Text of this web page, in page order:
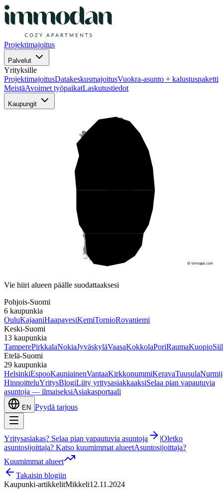
Projektimajoitus
Palvelut
Yrityksille
ProjektimajoitusDatakeskusmajoitusVuokra-asunto + kalustuspaketti
MeistäAvoimet työpaikatLaskutustiedot
Kaupungit
Vie hiiri alueen päälle suodattaaksesi
Pohjois-Suomi
6 kaupunkia
OuluKajaaniHaapavesiKemiTornioRovaniemi
Keski-Suomi
13 kaupunkia
TamperePirkkalaNokiaJyväskyläVaasaKokkolaPoriRaumaKuopio
Etelä-Suomi
29 kaupunkia
HelsinkiEspooKauniainenVantaaKirkkonummiKeravaTuusula
HinnoitteluYritysBlogiLiity yritysasiakkaaksiSelaa pian vapautuvia
asuntoja — ilmaiseksiAsiakasportaali
EN Pyydä tarjous
Yritysasiakas? Selaa pian vapautuvia asuntoja |Oletko
asuntosijoittaja? Katso kuumimmat alueetAsuntosijoittaja?
Kuumimmat alueet
Takaisin blogiin
Kaupunki-artikkelitMikkeli12.11.2024